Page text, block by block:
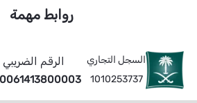
روابط مهمة
السجل التجاري
1010253737
الرقم الضريبي